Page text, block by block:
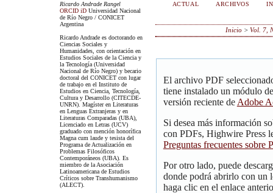
Ricardo Andrade Rangel
ORCID iD Universidad Nacional
de Río Negro / CONICET
Argentina
Ricardo Andrade es doctorando en
Ciencias Sociales y
Humanidades, con orientación en
Estudios Sociales de la Ciencia y
la Tecnología (Universidad
Nacional de Río Negro) y becario
doctoral del CONICET con lugar
de trabajo en el Instituto de
Estudios en Ciencia, Tecnología,
Cultura y Desarrollo (CITECDE-
UNRN). Magíster en Literaturas
en Lenguas Extranjeras y en
Literaturas Comparadas (UBA),
Licenciado en Letras (UCV)
graduado con mención honorífica
Magna cum laude y tesista del
Programa de Actualización en
Problemas Filosóficos
Contemporáneos (UBA). Es
miembro de la Asociación
Latinoamericana de Estudios
Críticos sobre Transhumanismo
(ALECT).
ACTUAL
ARCHIVOS
Inicio >Vol. 7,
El archivo PDF
tiene instalado un módulo
versión reciente de Adobe
Si desea más información
con PDFs, Highwire Press
Preguntas frecuentes sobre
Por otro lado, puede
donde podrá abrirlo con un
haga clic en el enlace